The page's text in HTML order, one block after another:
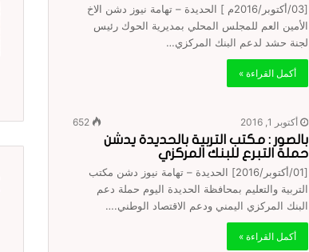
[03/أكتوبر/2016م ] الحديدة – تهامة نيوز دشن اﻻخ
اﻷمين العم للمجلس المحلي بمديرية الحوك رئيس
لجنة حشد لدعم البنك المركزي…
أكمل القراءة »
أكتوبر 1, 2016 652
بالصور : مكتب التربية بالحديدة يدشن
حملة التبرع للبنك المركزي
[01/أكتوبر/2016] الحديدة – تهامة نيوز دشن مكتب
التربية والتعليم بمحافظة الحديدة اليوم حملة دعم
البنك المركزي اليمني ودعم الاقتصاد الوطني.…
أكمل القراءة »